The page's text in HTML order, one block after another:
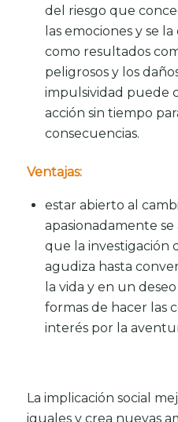
del riesgo que
las emociones y se
como resultados
peligrosos y los
impulsividad puede
acción sin tiempo
consecuencias.
Ventajas:
estar abierto al
apasionadamente
que la investigación
agudiza hasta
la vida y en un
formas de hacer las
interés por la
La implicación social
iguales y crea nuevas